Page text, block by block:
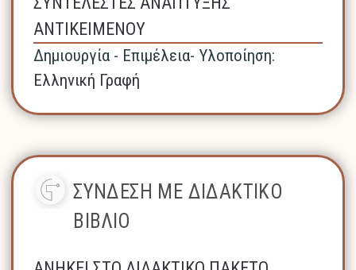
ΑΝΤΙΚΕΙΜΕΝΟΥ
Δημιουργία - Επιμέλεια- Υλοποίηση:
Ελληνική Γραφή
ΣΥΝΔΕΣΗ ΜΕ ΔΙΔΑΚΤΙΚΟ
ΒΙΒΛΙΟ